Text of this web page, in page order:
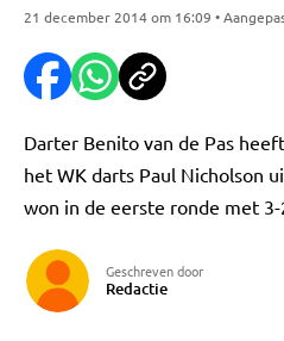
21 december 2014 om 16:09 •
Darter Benito van de Pas
het WK darts Paul Nicholson
won in de eerste ronde met 3-
Geschreven door
Redactie